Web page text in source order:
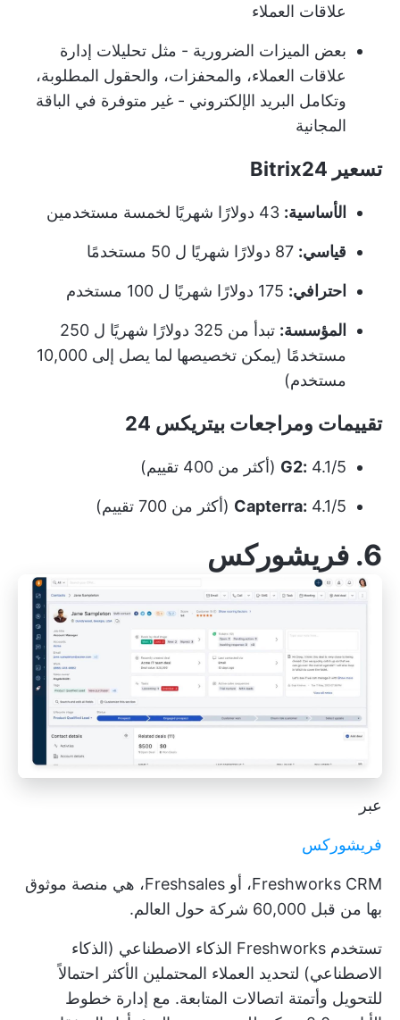
علاقات العملاء
بعض الميزات الضرورية - مثل تحليلات إدارة
علاقات العملاء، والمحفزات، والحقول المطلوبة،
وتكامل البريد الإلكتروني - غير متوفرة في الباقة
المجانية
تسعير Bitrix24
الأساسية:
قياسي:
احترافي:
المؤسسة:
تبدأ من 325 دولارًا شهريًا ل 250
مستخدمًا (يمكن تخصيصها لما يصل إلى 10,000
مستخدم)
تقييمات ومراجعات بيتريكس 24
G2: 4.1/5 (أكثر من 400 تقييم)
Capterra: 4.1/5 (أكثر من 700 تقييم)
6. فريشوركس
عبر
فريشوركس
Freshworks CRM، أو Freshsales، هي منصة موثوق
بها من قبل 60,000 شركة حول العالم.
تستخدم Freshworks الذكاء الاصطناعي (الذكاء
الاصطناعي) لتحديد العملاء المحتملين الأكثر احتمالاً
للتحويل وأتمتة اتصالات المتابعة. مع إدارة خطوط